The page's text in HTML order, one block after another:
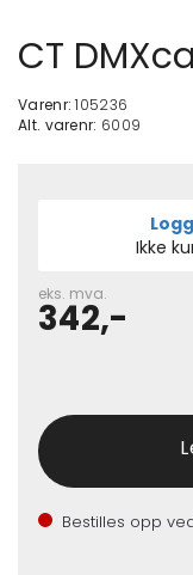
CT
Varenr:105236
Alt. varenr: 6009
Ikke
eks. mva.
342,-
Bestilles opp